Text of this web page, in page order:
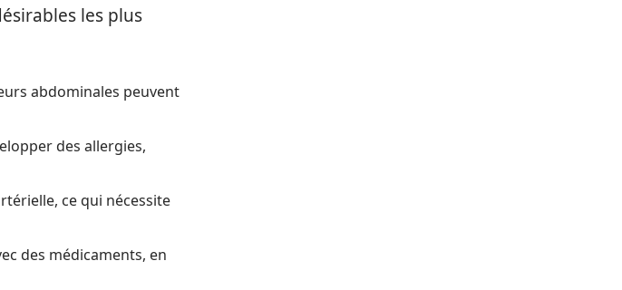
les plus
abdominales peuvent
des allergies,
ce qui nécessite
des médicaments, en